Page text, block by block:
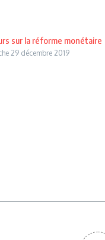
sur la réforme monétaire
29 décembre 2019